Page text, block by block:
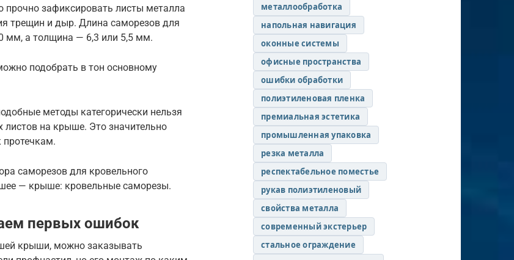
зафиксировать листы металла
трещин и дыр. Длина саморезов для
мм, а толщина — 6,3 или 5,5 мм.
подобрать в тон основному
методы категорически нельзя
на крыше. Это значительно
протечкам.
саморезов для кровельного
— крыше: кровельные саморезы.
первых ошибок
крыши, можно заказывать
металлообработка
напольная навигация
оконные системы
офисные пространства
ошибки обработки
полиэтиленовая пленка
премиальная эстетика
промышленная упаковка
резка металла
респектабельное поместье
рукав полиэтиленовый
свойства металла
современный экстерьер
стальное ограждение